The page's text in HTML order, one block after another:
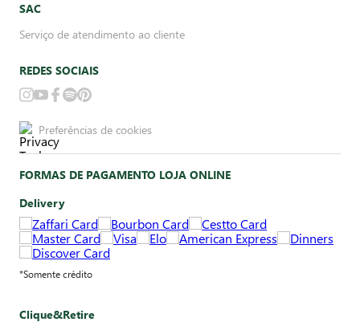
SAC
Serviço de atendimento ao cliente
REDES SOCIAIS
Preferências de cookies
FORMAS DE PAGAMENTO LOJA ONLINE
Delivery
*Somente crédito
Clique&Retire